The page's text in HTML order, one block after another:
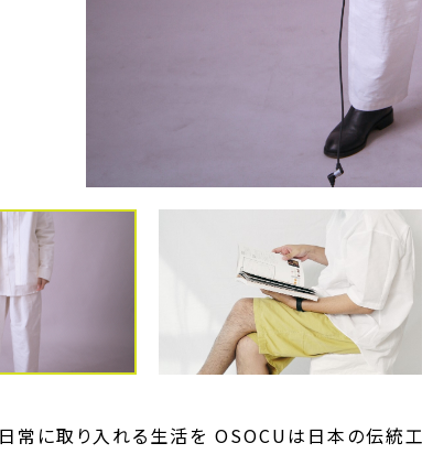
常に取り入れる生活を OSOCUは日本の伝統